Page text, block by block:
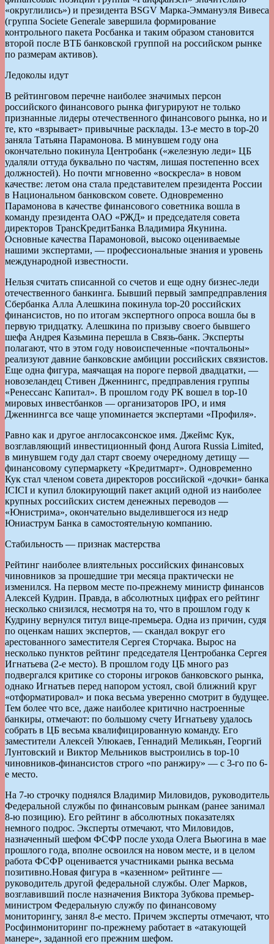
«округлились») и президента BSGV Марка-Эммануэля Вивеса
(группа Societe Generale завершила формирование
контрольного пакета Росбанка и таким образом становится
второй после ВТБ банковской группой на российском рынке
по размерам активов).
Ледоколы идут
В рейтинговом перечне наиболее значимых персон
российского финансового рынка фигурируют не только
признанные лидеры отечественного финансового рынка, но и
те, кто «взрывает» привычные расклады. 13-е место в top-20
заняла Татьяна Парамонова. В минувшем году она
окончательно покинула Центробанк («железную леди» ЦБ
удаляли оттуда буквально по частям, лишая постепенно всех
должностей). Но почти мгновенно «воскресла» в новом
качестве: летом она стала представителем президента России
в Национальном банковском совете. Одновременно
Парамонова в качестве финансового советника вошла в
команду президента ОАО «РЖД» и председателя совета
директоров ТрансКредитБанка Владимира Якунина.
Основные качества Парамоновой, высоко оцениваемые
нашими экспертами, — профессиональные знания и уровень
международной известности.
Нельзя считать списанной со счетов и еще одну бизнес-леди
отечественного банкинга. Бывший первый зампредправления
Сбербанка Алла Алешкина покинула top-20 российских
финансистов, но по итогам экспертного опроса вошла бы в
первую тридцатку. Алешкина по призыву своего бывшего
шефа Андрея Казьмина перешла в Связь-банк. Эксперты
полагают, что в этом году новоиспеченные «почтальоны»
реализуют давние банковские амбиции российских связистов.
Еще одна фигура, маячащая на пороге первой двадцатки, —
новозеландец Стивен Дженнингс, предправления группы
«Ренессанс Капитал». В прошлом году РК вошел в top-10
мировых инвестбанков — организаторов IPO, и имя
Дженнингса все чаще упоминается экспертами «Профиля».
Равно как и другое англосаксонское имя. Джеймс Кук,
возглавляющий инвестиционный фонд Aurora Russia Limited,
в минувшем году дал старт своему очередному детищу —
финансовому супермаркету «Кредитмарт». Одновременно
Кук стал членом совета директоров российской «дочки» банка
ICICI и купил блокирующий пакет акций одной из наиболее
крупных российских систем денежных переводов —
«Юнистрима», окончательно выделившегося из недр
Юниаструм Банка в самостоятельную компанию.
Стабильность — признак мастерства
Рейтинг наиболее влиятельных российских финансовых
чиновников за прошедшие три месяца практически не
изменился. На первом месте по-прежнему министр финансов
Алексей Кудрин. Правда, в абсолютных цифрах его рейтинг
несколько снизился, несмотря на то, что в прошлом году к
Кудрину вернулся титул вице-премьера. Одна из причин, судя
по оценкам наших экспертов, — скандал вокруг его
арестованного заместителя Сергея Сторчака. Вырос на
несколько пунктов рейтинг председателя Центробанка Сергея
Игнатьева (2-е место). В прошлом году ЦБ много раз
подвергался критике со стороны игроков банковского рынка,
однако Игнатьев перед напором устоял, свой ближний круг
«отформатировал» и пока весьма уверенно смотрит в будущее.
Тем более что все, даже наиболее критично настроенные
банкиры, отмечают: по большому счету Игнатьеву удалось
собрать в ЦБ весьма квалифицированную команду. Его
заместители Алексей Улюкаев, Геннадий Меликьян, Георгий
Лунтовский и Виктор Мельников выстроились в top-10
чиновников-финансистов строго «по ранжиру» — с 3-го по 6-
е место.
На 7-ю строчку поднялся Владимир Миловидов, руководитель
Федеральной службы по финансовым рынкам (ранее занимал
8-ю позицию). Его рейтинг в абсолютных показателях
немного подрос. Эксперты отмечают, что Миловидов,
назначенный шефом ФСФР после ухода Олега Вьюгина в мае
прошлого года, вполне освоился на новом месте, и в целом
работа ФСФР оценивается участниками рынка весьма
позитивно.Новая фигура в «казенном» рейтинге —
руководитель другой федеральной службы. Олег Марков,
возглавивший после назначения Виктора Зубкова премьер-
министром Федеральную службу по финансовому
мониторингу, занял 8-е место. Причем эксперты отмечают, что
Росфинмониторинг по-прежнему работает в «атакующей
манере», заданной его прежним шефом.